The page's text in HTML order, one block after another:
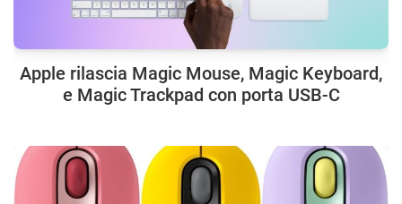
Apple rilascia Magic Mouse, Magic Keyboard,
e Magic Trackpad con porta USB-C